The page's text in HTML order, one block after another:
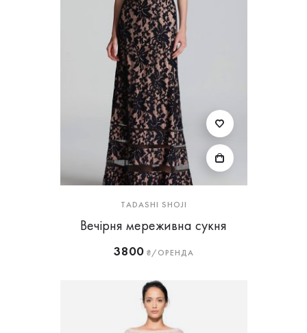
TADASHI SHOJI
Вечірня мереживна сукня
3800₴/ОРЕНДА